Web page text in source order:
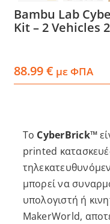
Bambu Lab
Kit – 2 Vehicles
88.99€ με ΦΠΑ
Το CyberBrick™
printed
μπορεί να
υπολογιστή ή
MakerWorld,